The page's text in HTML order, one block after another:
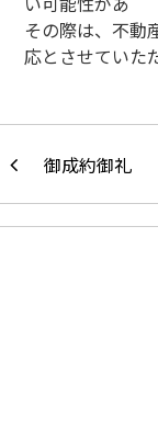
その際は、不動
応とさせていた
御成約御礼